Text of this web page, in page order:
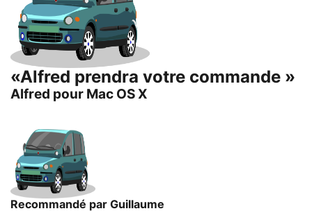
«Alfred prendra votre commande »
Alfred pour Mac OS X
Recommandé par Guillaume